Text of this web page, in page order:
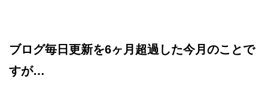
ブログ毎日更新を6ヶ月超過した今月のことで
すが…